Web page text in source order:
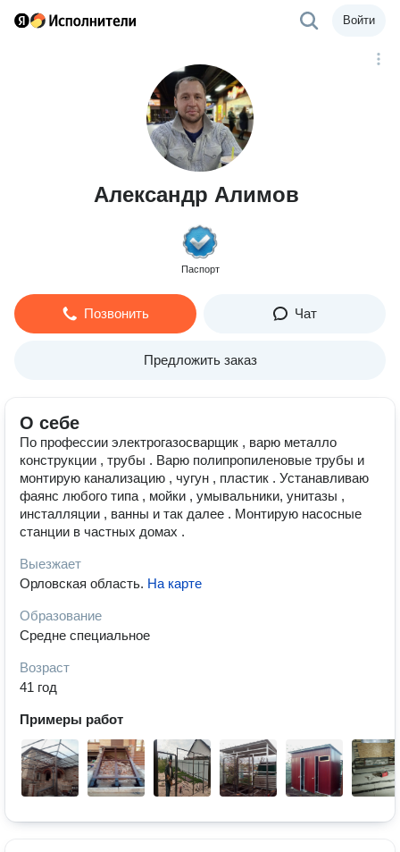
Войти
Александр Алимов
Паспорт
Позвонить Чат
Предложить заказ
О себе
По профессии электрогазосварщик , варю металло
конструкции , трубы . Варю полипропиленовые трубы и
монтирую канализацию , чугун , пластик . Устанавливаю
фаянс любого типа , мойки , умывальники, унитазы ,
инсталляции , ванны и так далее . Монтирую насосные
станции в частных домах .
Выезжает
Орловская область. На карте
Образование
Средне специальное
Возраст
41 год
Примеры работ